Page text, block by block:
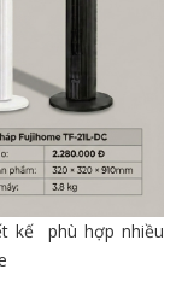
kế phù hợp nhiều